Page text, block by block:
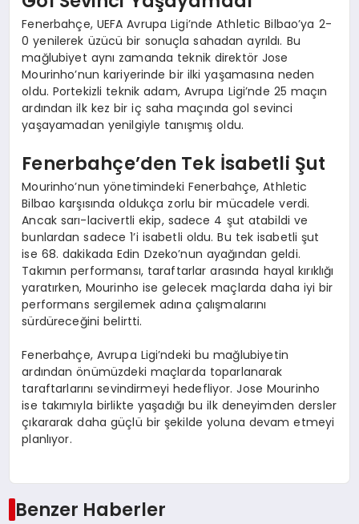
Fenerbahçe, UEFA Avrupa Ligi’nde Athletic Bilbao’ya 2-
0 yenilerek üzücü bir sonuçla sahadan ayrıldı. Bu
mağlubiyet aynı zamanda teknik direktör Jose
Mourinho’nun kariyerinde bir ilki yaşamasına neden
oldu. Portekizli teknik adam, Avrupa Ligi’nde 25 maçın
ardından ilk kez bir iç saha maçında gol sevinci
yaşayamadan yenilgiyle tanışmış oldu.
Fenerbahçe’den Tek İsabetli Şut
Mourinho’nun yönetimindeki Fenerbahçe, Athletic
Bilbao karşısında oldukça zorlu bir mücadele verdi.
Ancak sarı-lacivertli ekip, sadece 4 şut atabildi ve
bunlardan sadece 1’i isabetli oldu. Bu tek isabetli şut
ise 68. dakikada Edin Dzeko’nun ayağından geldi.
Takımın performansı, taraftarlar arasında hayal kırıklığı
yaratırken, Mourinho ise gelecek maçlarda daha iyi bir
performans sergilemek adına çalışmalarını
sürdüreceğini belirtti.
Fenerbahçe, Avrupa Ligi’ndeki bu mağlubiyetin
ardından önümüzdeki maçlarda toparlanarak
taraftarlarını sevindirmeyi hedefliyor. Jose Mourinho
ise takımıyla birlikte yaşadığı bu ilk deneyimden dersler
çıkararak daha güçlü bir şekilde yoluna devam etmeyi
planlıyor.
Benzer Haberler